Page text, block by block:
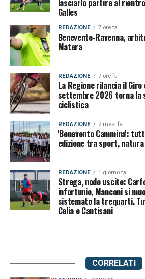
lasciarlo partire al
Galles
REDAZIONE 7 ore fa
Benevento-Ravenna,
Matera
REDAZIONE 7 ore fa
La Regione rilancia il Giro
settembre 2026 torna la
ciclistica
REDAZIONE 2 mesi fa
'Benevento Cammina':
edizione tra sport,
REDAZIONE 1 giorno fa
Strega, nodo uscite:
infortunio, Manconi si
sistemato la trequarti.
Celia e Cantisani
CORRELATI